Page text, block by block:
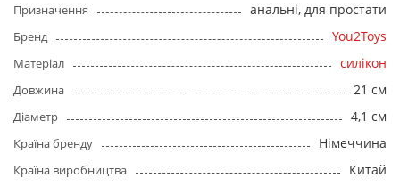
Призначення анальні, для простати
Бренд You2Toys
Матеріал силікон
Довжина 21 см
Діаметр 4,1 см
Країна бренду Німеччина
Країна виробництва Китай